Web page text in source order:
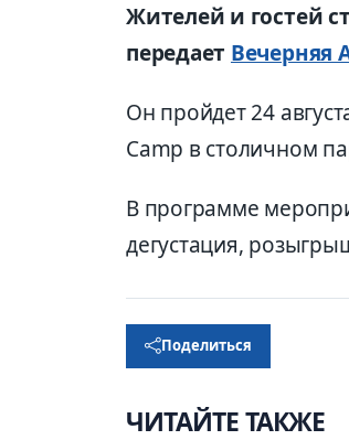
Жителей и гостей
передает Вечерняя
Он пройдет 24
Camp в столичном
В программе
дегустация,
Поделиться
ЧИТАЙТЕ ТАКЖЕ